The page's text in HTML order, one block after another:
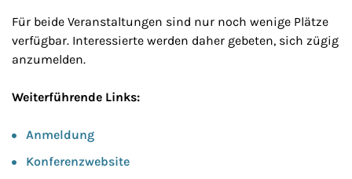
Für beide Veranstaltungen sind nur noch wenige Plätze
verfügbar. Interessierte werden daher gebeten, sich zügig
anzumelden.
Weiterführende Links:
Anmeldung
Konferenzwebsite